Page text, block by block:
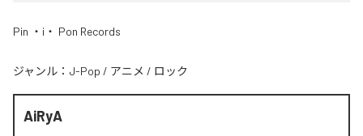
Pin ・i・ Pon Records
ジャンル： J-Pop / アニメ / ロック
AiRyA